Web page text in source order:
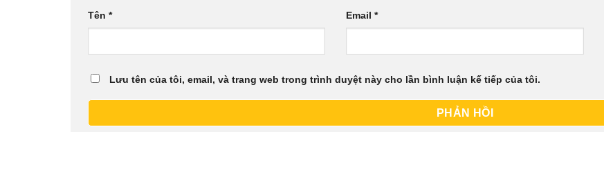
Tên * Email*
Lưu tên của tôi, email, và trang web trong trình duyệt này cho lần bình luận kế tiếp của tôi.